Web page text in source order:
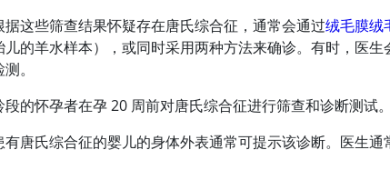
据这些筛查结果怀疑存在唐氏综合征，通常会通过绒毛膜绒
儿的羊水样本），或同时采用两种方法来确诊。有时，医生
。
的怀孕者在孕 20 周前对唐氏综合征进行筛查和诊断测试。
有唐氏综合征的婴儿的身体外表通常可提示该诊断。医生通